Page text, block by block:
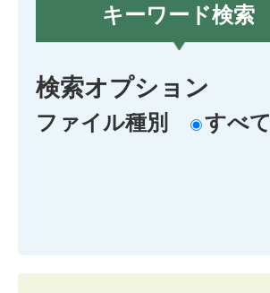
キーワード検索
検索オプション
ファイル種別 すべて